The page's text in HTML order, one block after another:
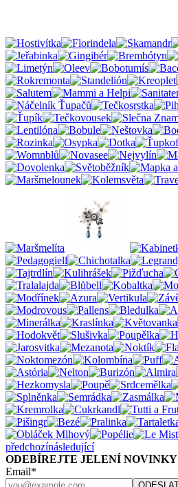
předchozínásledující
ODEBÍREJTE JELENÍ NOVINKY
Email*